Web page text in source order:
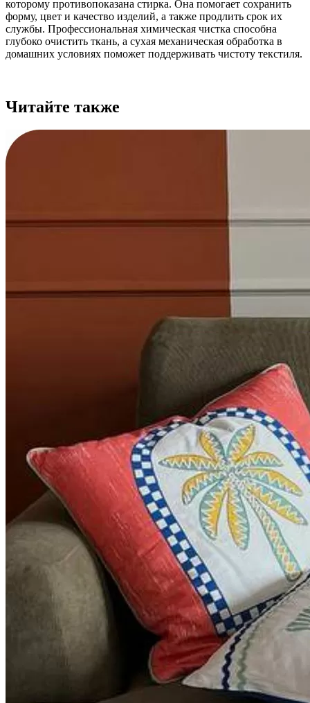
которому противопоказана стирка. Она помогает сохранить
форму, цвет и качество изделий, а также продлить срок их
службы. Профессиональная химическая чистка способна
глубоко очистить ткань, а сухая механическая обработка в
домашних условиях поможет поддерживать чистоту текстиля.
Читайте также